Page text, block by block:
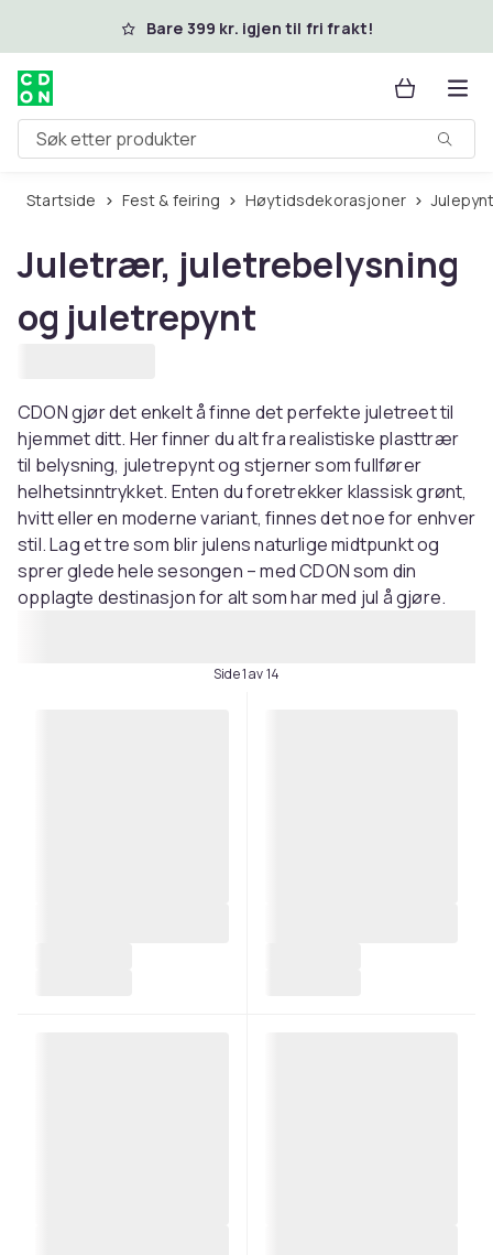
Hopp til hovedinnholdBare 399 kr. igjen til fri frakt!
Søk etter produkter
Startside Fest & feiring Høytidsdekorasjoner
Juletrær, juletrebelysning
og juletrepynt
CDON gjør det enkelt å finne det perfekte juletreet til
hjemmet ditt. Her finner du alt fra realistiske plasttrær
til belysning, juletrepynt og stjerner som fullfører
helhetsinntrykket. Enten du foretrekker klassisk grønt,
hvitt eller en moderne variant, finnes det noe for enhver
stil. Lag et tre som blir julens naturlige midtpunkt og
sprer glede hele sesongen – med CDON som din
opplagte destinasjon for alt som har med jul å gjøre.
Side 1 av 14